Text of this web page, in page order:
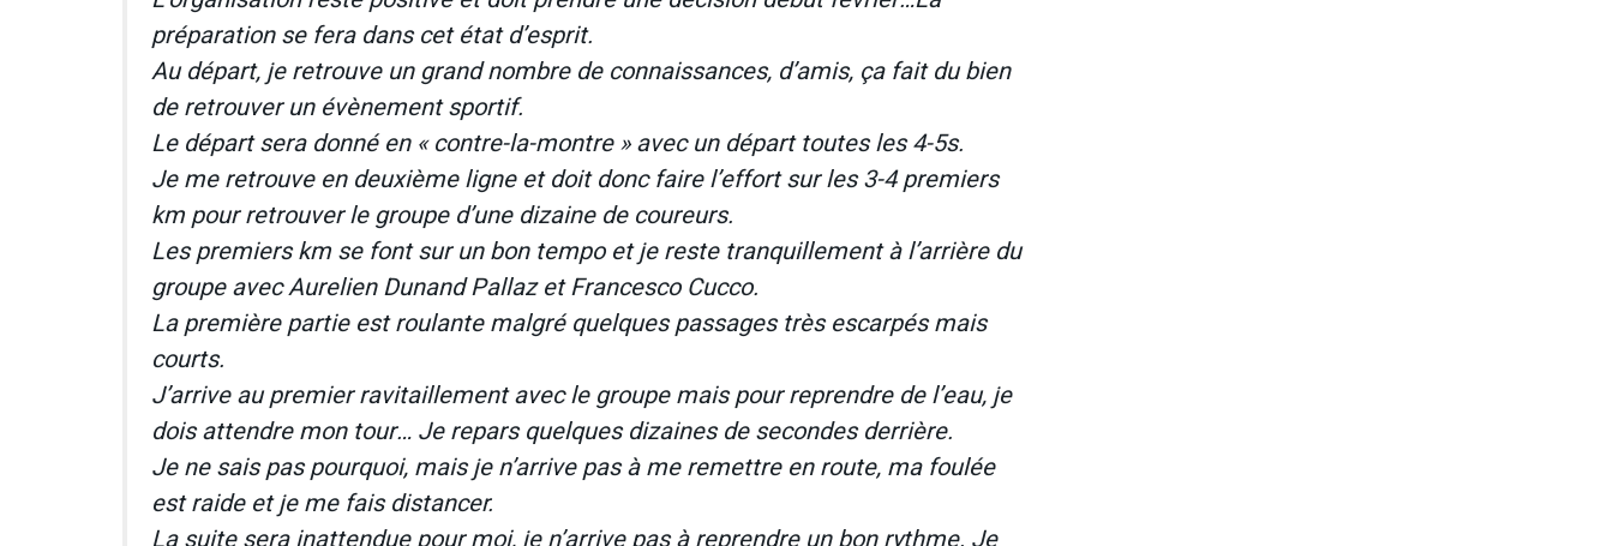
préparation se fera dans cet état d’esprit.
Au départ, je retrouve un grand nombre de connaissances, d’amis, ça fait du bien
de retrouver un évènement sportif.
Le départ sera donné en « contre-la-montre » avec un départ toutes les 4-5s.
Je me retrouve en deuxième ligne et doit donc faire l’effort sur les 3-4 premiers
km pour retrouver le groupe d’une dizaine de coureurs.
Les premiers km se font sur un bon tempo et je reste tranquillement à l’arrière du
groupe avec Aurelien Dunand Pallaz et Francesco Cucco.
La première partie est roulante malgré quelques passages très escarpés mais
courts.
J’arrive au premier ravitaillement avec le groupe mais pour reprendre de l’eau, je
dois attendre mon tour… Je repars quelques dizaines de secondes derrière.
Je ne sais pas pourquoi, mais je n’arrive pas à me remettre en route, ma foulée
est raide et je me fais distancer.